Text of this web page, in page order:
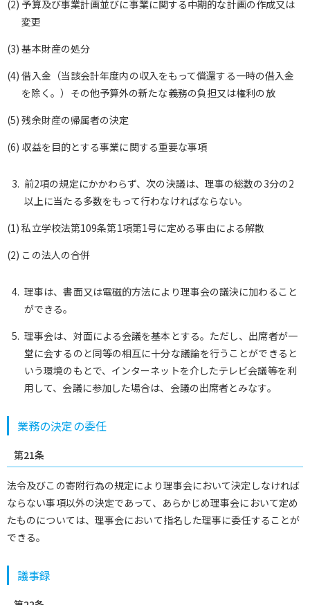
(2) 予算及び事業計画並びに事業に関する中期的な計画の作成又は
変更
(3) 基本財産の処分
(4) 借入金（当該会計年度内の収入をもって償還する一時の借入金
を除く。）その他予算外の新たな義務の負担又は権利の放
(5) 残余財産の帰属者の決定
(6) 収益を目的とする事業に関する重要な事項
前2項の規定にかかわらず、次の決議は、理事の総数の3分の2
以上に当たる多数をもって行わなければならない。
(1) 私立学校法第109条第1項第1号に定める事由による解散
(2) この法人の合併
理事は、書面又は電磁的方法により理事会の議決に加わること
ができる。
理事会は、対面による会議を基本とする。ただし、出席者が一
堂に会するのと同等の相互に十分な議論を行うことができると
いう環境のもとで、インターネットを介したテレビ会議等を利
用して、会議に参加した場合は、会議の出席者とみなす。
業務の決定の委任
第21条
法令及びこの寄附行為の規定により理事会において決定しなければ
ならない事項以外の決定であって、あらかじめ理事会において定め
たものについては、理事会において指名した理事に委任することが
できる。
議事録